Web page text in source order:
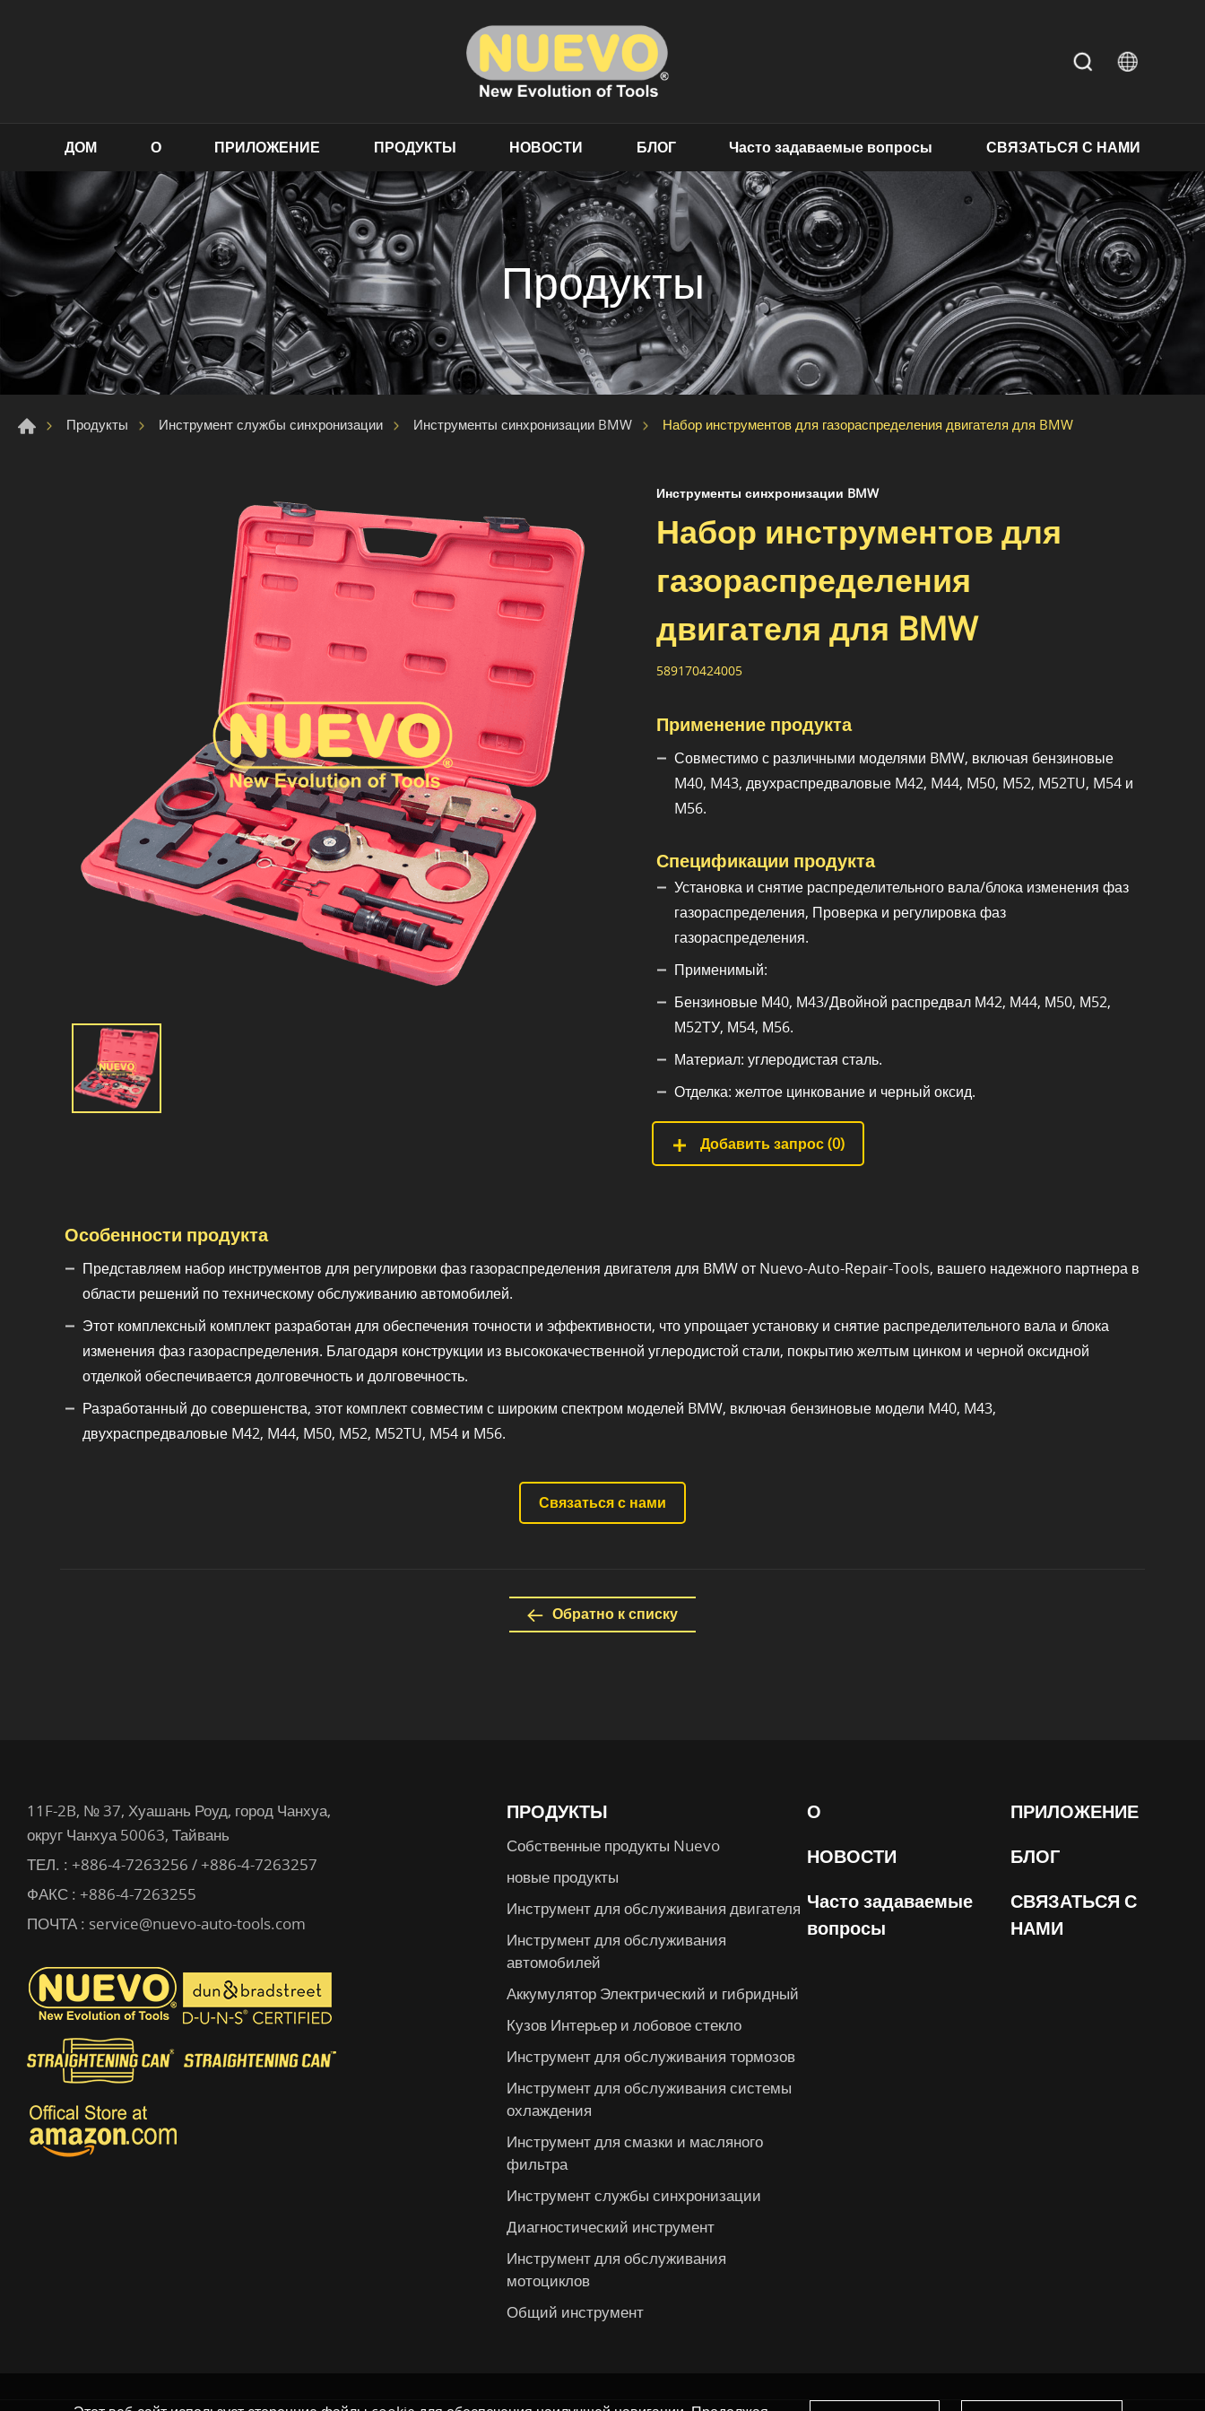
ДОМ О ПРИЛОЖЕНИЕ ПРОДУКТЫ НОВОСТИ БЛОГ Часто задаваемые вопросы СВЯЗАТЬСЯ С НАМИ
Продукты
Продукты Инструмент службы синхронизации Инструменты синхронизации BMW Набор инструментов для газораспределения двигателя для BMW
Инструменты синхронизации BMW
Набор инструментов для
газораспределения
двигателя для BMW
589170424005
Применение продукта
Совместимо с различными моделями BMW, включая бензиновые
M40, M43, двухраспредваловые M42, M44, M50, M52, M52TU, M54 и
M56.
Спецификации продукта
Установка и снятие распределительного вала/блока изменения фаз
газораспределения, Проверка и регулировка фаз
газораспределения.
Применимый:
Бензиновые М40, М43/Двойной распредвал М42, М44, М50, М52,
М52ТУ, М54, М56.
Материал: углеродистая сталь.
Отделка: желтое цинкование и черный оксид.
Добавить запрос (0)
Особенности продукта
Представляем набор инструментов для регулировки фаз газораспределения двигателя для BMW от Nuevo-Auto-Repair-Tools, вашего надежного партнера в
области решений по техническому обслуживанию автомобилей.
Этот комплексный комплект разработан для обеспечения точности и эффективности, что упрощает установку и снятие распределительного вала и блока
изменения фаз газораспределения. Благодаря конструкции из высококачественной углеродистой стали, покрытию желтым цинком и черной оксидной
отделкой обеспечивается долговечность и долговечность.
Разработанный до совершенства, этот комплект совместим с широким спектром моделей BMW, включая бензиновые модели M40, M43,
двухраспредваловые M42, M44, M50, M52, M52TU, M54 и M56.
Связаться с нами
Обратно к списку
ПРОДУКТЫ
Собственные продукты Nuevo
новые продукты
Инструмент для обслуживания двигателя
Инструмент для обслуживания
автомобилей
Аккумулятор Электрический и гибридный
Кузов Интерьер и лобовое стекло
Инструмент для обслуживания тормозов
Инструмент для обслуживания системы
охлаждения
Инструмент для смазки и масляного
фильтра
Инструмент службы синхронизации
Диагностический инструмент
Инструмент для обслуживания
мотоциклов
Общий инструмент
О
ПРИЛОЖЕНИЕ
НОВОСТИ
БЛОГ
Часто задаваемые
вопросы
СВЯЗАТЬСЯ С
НАМИ
11F-2B, № 37, Хуашань Роуд, город Чанхуа,
округ Чанхуа 50063, Тайвань
ТЕЛ. : +886-4-7263256 / +886-4-7263257
ФАКС : +886-4-7263255
ПОЧТА : service@nuevo-auto-tools.com